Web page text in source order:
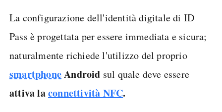
La configurazione dell'identità digitale di ID
Pass è progettata per essere immediata e sicura;
naturalmente richiede l'utilizzo del proprio
smartphoneAndroid sul quale deve essere
attiva laconnettività NFC.